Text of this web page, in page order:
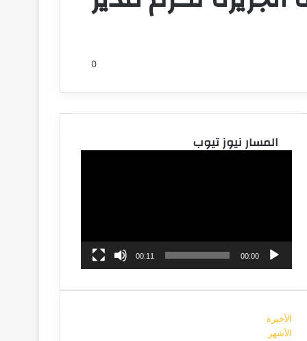
0
المسار نيوز تيوب
00:00
00:11
الأخيرة
الأشهر